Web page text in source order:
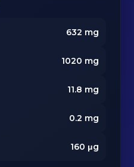
632 mg
1020 mg
11.8 mg
0.2 mg
160 μg